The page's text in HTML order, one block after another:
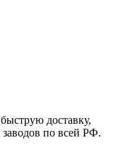
доставку,
заводов по всей РФ.